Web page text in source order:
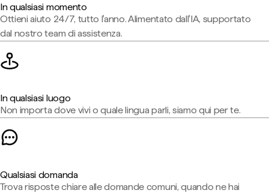
In qualsiasi momento
Ottieni aiuto 24/7, tutto l'anno. Alimentato dall'IA, supportato
dal nostro team di assistenza.
In qualsiasi luogo
Non importa dove vivi o quale lingua parli, siamo qui per te.
Qualsiasi domanda
Trova risposte chiare alle domande comuni, quando ne hai